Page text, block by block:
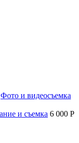
Фото и видеосъемка
и съемка 6 000 P